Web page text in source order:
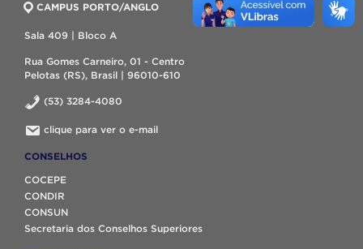
CAMPUS PORTO/ANGLO
Sala 409 | Bloco A
Rua Gomes Carneiro, 01 - Centro
Pelotas (RS), Brasil | 96010-610
(53) 3284-4080
clique para ver o e-mail
CONSELHOS
COCEPE
CONDIR
CONSUN
Secretaria dos Conselhos Superiores